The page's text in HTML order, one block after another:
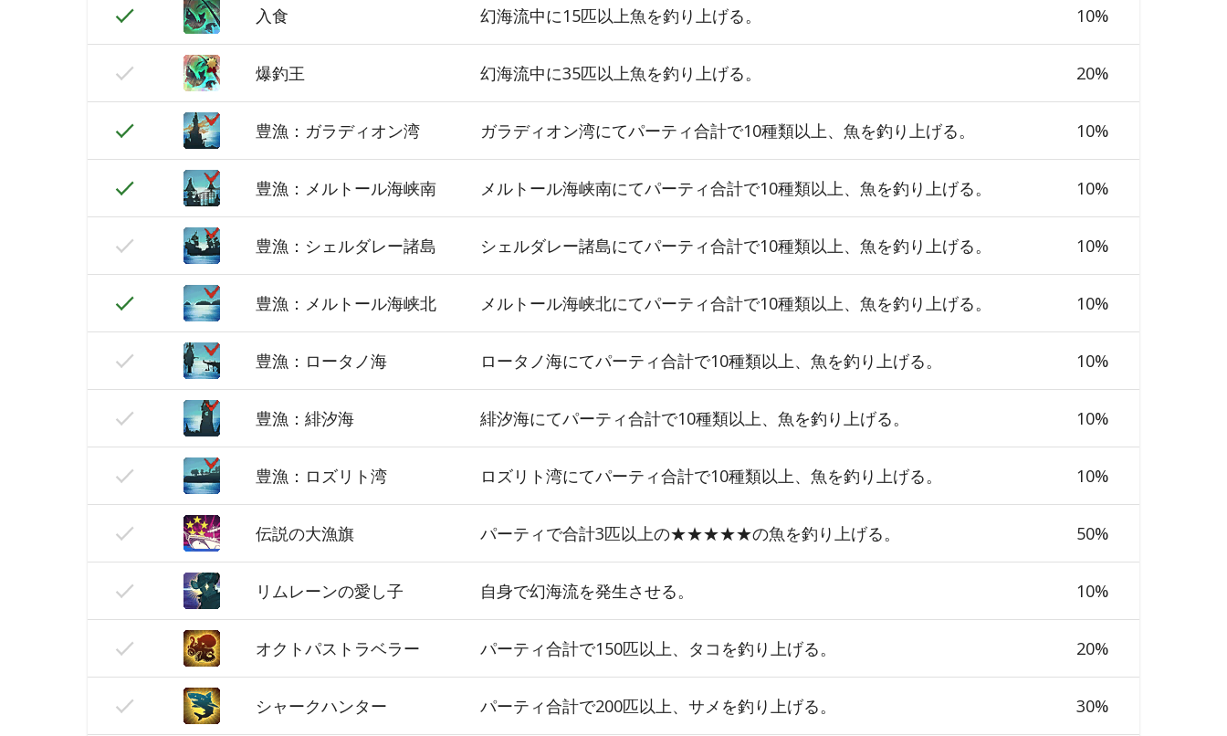
入食 幻海流中に15匹以上魚を釣り上げる。 10%
爆釣王 幻海流中に35匹以上魚を釣り上げる。 20%
豊漁：ガラディオン湾 ガラディオン湾にてパーティ合計で10種類以上、魚を釣り上げる。 10%
豊漁：メルトール海峡南 メルトール海峡南にてパーティ合計で10種類以上、魚を釣り上げる。 10%
豊漁：シェルダレー諸島 シェルダレー諸島にてパーティ合計で10種類以上、魚を釣り上げる。 10%
豊漁：メルトール海峡北 メルトール海峡北にてパーティ合計で10種類以上、魚を釣り上げる。 10%
豊漁：ロータノ海 ロータノ海にてパーティ合計で10種類以上、魚を釣り上げる。 10%
豊漁：緋汐海 緋汐海にてパーティ合計で10種類以上、魚を釣り上げる。 10%
豊漁：ロズリト湾 ロズリト湾にてパーティ合計で10種類以上、魚を釣り上げる。 10%
伝説の大漁旗 パーティで合計3匹以上の★★★★★の魚を釣り上げる。 50%
リムレーンの愛し子 自身で幻海流を発生させる。 10%
オクトパストラベラー パーティ合計で150匹以上、タコを釣り上げる。 20%
シャークハンター パーティ合計で200匹以上、サメを釣り上げる。 30%